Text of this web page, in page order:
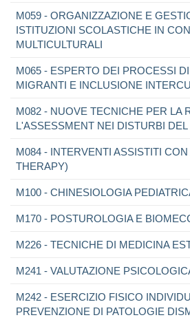
M059 - ORGANIZZAZIONE E
ISTITUZIONI SCOLASTICHE IN
MULTICULTURALI
M065 - ESPERTO DEI PROCESSI
MIGRANTI E INCLUSIONE
M082 - NUOVE TECNICHE PER LA
L'ASSESSMENT NEI DISTURBI
M084 - INTERVENTI ASSISTITI
THERAPY)
M100 - CHINESIOLOGIA
M170 - POSTUROLOGIA E
M226 - TECNICHE DI MEDICINA
M241 - VALUTAZIONE
M242 - ESERCIZIO FISICO
PREVENZIONE DI PATOLOGIE